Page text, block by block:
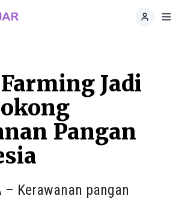
Jadi
Pangan
– Kerawanan pangan